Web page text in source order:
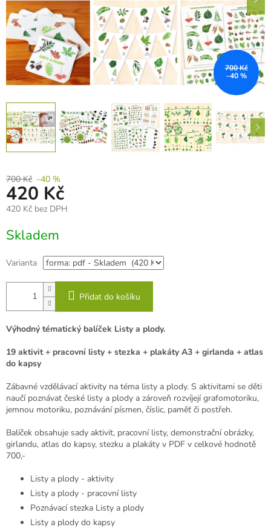
700 Kč
–40 %
700 Kč –40 %
420 Kč
420 Kč bez DPH
cena:
Skladem
Varianta
Přidat do košíku
Výhodný tématický balíček Listy a plody.
19 aktivit + pracovní listy + stezka + plakáty A3 + girlanda + atlas
do kapsy
Zábavné vzdělávací aktivity na téma listy a plody. S aktivitami se děti
naučí poznávat české listy a plody a zároveň rozvíjejí grafomotoriku,
jemnou motoriku, poznávání písmen, číslic, paměť či postřeh.
Balíček obsahuje sady aktivit, pracovní listy, demonstrační obrázky,
girlandu, atlas do kapsy, stezku a plakáty v PDF v celkové hodnotě
700,-
Listy a plody - aktivity
Listy a plody - pracovní listy
Poznávací stezka Listy a plody
Listy a plody do kapsy